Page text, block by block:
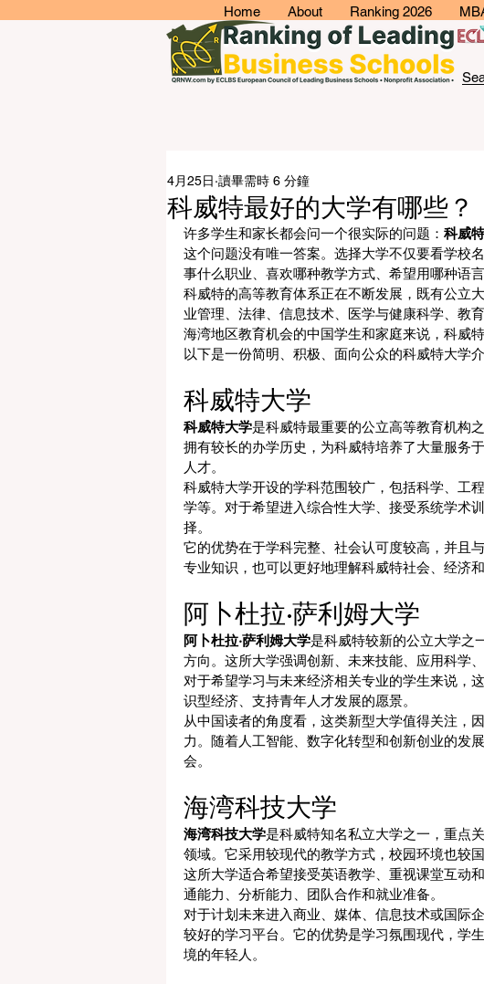
Home About Ranking 2026
科威特最好的大学有哪些？
4月25日 讀畢需時 6 分鐘
许多学生和家长都会问一个很实际的问题： 科威
这个问题没有唯一答案。选择大学不仅要看学校
事什么职业、喜欢哪种教学方式、希望用哪种语
科威特的高等教育体系正在不断发展，既有公立
业管理、法律、信息技术、医学与健康科学、教
海湾地区教育机会的中国学生和家庭来说，科威
以下是一份简明、积极、面向公众的科威特大学介
科威特大学
科威特大学是科威特最重要的公立高等教育机构
拥有较长的办学历史，为科威特培养了大量服务
人才。
科威特大学开设的学科范围较广，包括科学、工
学等。对于希望进入综合性大学、接受系统学术
择。
它的优势在于学科完整、社会认可度较高，并且
专业知识，也可以更好地理解科威特社会、经济
阿卜杜拉·萨利姆大学
阿卜杜拉·萨利姆大学是科威特较新的公立大学之
方向。这所大学强调创新、未来技能、应用科学
对于希望学习与未来经济相关专业的学生来说，
识型经济、支持青年人才发展的愿景。
从中国读者的角度看，这类新型大学值得关注，
力。随着人工智能、数字化转型和创新创业的发
会。
海湾科技大学
海湾科技大学是科威特知名私立大学之一，重点
领域。它采用较现代的教学方式，校园环境也较国
这所大学适合希望接受英语教学、重视课堂互动
通能力、分析能力、团队合作和就业准备。
对于计划未来进入商业、媒体、信息技术或国际
较好的学习平台。它的优势是学习氛围现代，学
境的年轻人。